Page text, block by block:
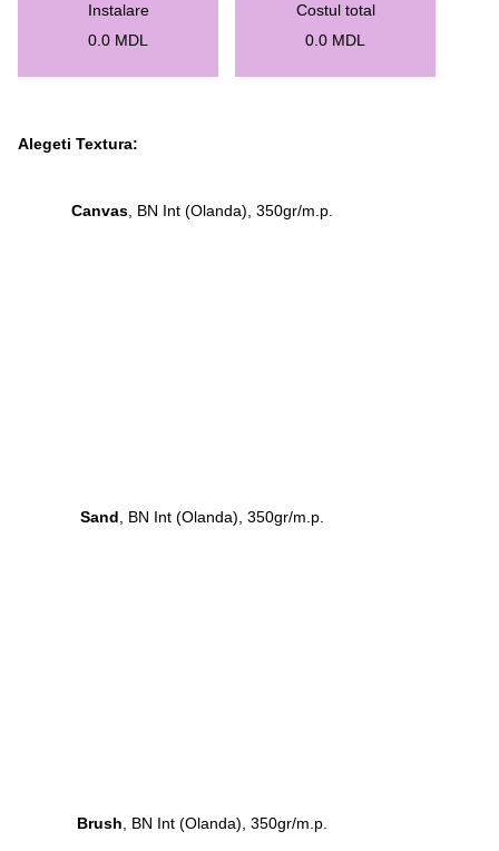
Instalare
0.0 MDL
Costul total
0.0 MDL
Alegeti Textura:
Canvas, BN Int (Olanda), 350gr/m.p.
Sand , BN Int (Olanda), 350gr/m.p.
Brush , BN Int (Olanda), 350gr/m.p.